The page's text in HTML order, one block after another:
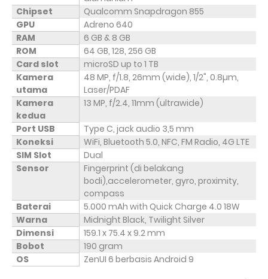
Chipset
Qualcomm Snapdragon 855
GPU
Adreno 640
RAM
6 GB & 8 GB
ROM
64 GB, 128, 256 GB
Card slot
microSD up to 1 TB
Kamera
utama
48 MP, f/1.8, 26mm (wide), 1/2", 0.8µm,
Laser/PDAF
Kamera
kedua
13 MP, f/2.4, 11mm (ultrawide)
Port USB
Type C, jack audio 3,5 mm
Koneksi
WiFi, Bluetooth 5.0, NFC, FM Radio, 4G LTE
SIM Slot
Dual
Sensor
Fingerprint (di belakang
bodi),accelerometer, gyro, proximity,
compass
Baterai
5.000 mAh with Quick Charge 4.0 18W
Warna
Midnight Black, Twilight Silver
Dimensi
159.1 x 75.4 x 9.2 mm
Bobot
190 gram
OS
ZenUI 6 berbasis Android 9